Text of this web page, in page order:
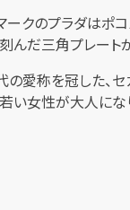
クのプラダはポ
んだ三角プレー
の愛称を冠した、
若い女性が大人